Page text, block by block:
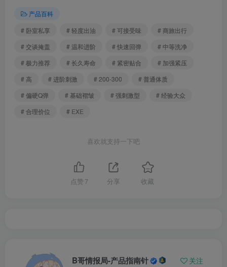
产品百科
# 卧室私享
# 轻度出油 # 可接受味
# 商旅出行
# 交谈掩盖
# 温和进阶 # 快速回弹
# 中等洗净
# 极力推荐
# 长久寿命 # 紧密贴合
# 加强紧压
# 高
# 进阶刺激 # 200-300
# 普通体质
# 偏硬Q弹
# 基础褶皱 # 强刺激型
# 经验大众
# 合理价位
# EXE
喜欢就支持一下吧
点赞 7 分享 收藏
B哥情报局-产品指南针 关注